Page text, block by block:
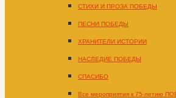
СТИХИ И ПРОЗА ПОБЕДЫ
ПЕСНИ ПОБЕДЫ
ХРАНИТЕЛИ ИСТОРИИ
НАСЛЕДИЕ ПОБЕДЫ
СПАСИБО
Все мероприятия к 75-летию